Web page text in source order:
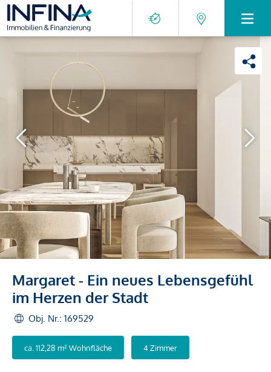
Margaret - Ein neues Lebensgefühl
im Herzen der Stadt
Obj. Nr.: 169529
ca. 112,28 m² Wohnfläche 4 Zimmer